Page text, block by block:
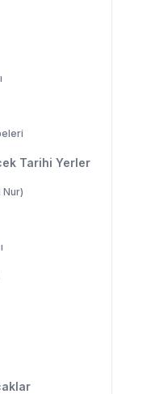
Tarihi Yerler
Nur)